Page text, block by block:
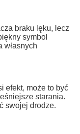
braku lęku, lecz
symbol
własnych
efekt, może to być
starania.
swojej drodze.